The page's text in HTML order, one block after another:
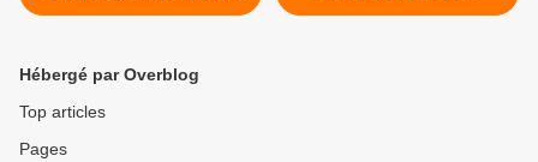
Hébergé par Overblog
Top articles
Pages